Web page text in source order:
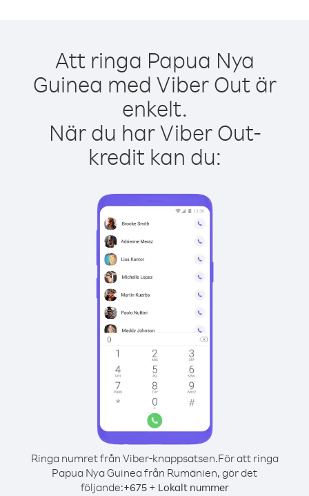
Att ringa Papua Nya
Guinea med Viber Out är
enkelt.
När du har Viber Out-
kredit kan du:
Ringa numret från Viber-knappsatsen.För att ringa
Papua Nya Guinea från Rumänien, gör det
följande:+675+ Lokalt nummer